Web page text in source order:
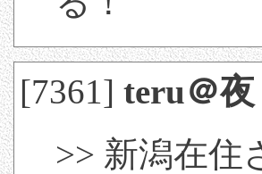
[7361]teru＠夜
>> 新潟在住